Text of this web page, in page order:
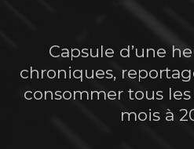
Capsule d’une
chroniques,
consommer tous
mois à